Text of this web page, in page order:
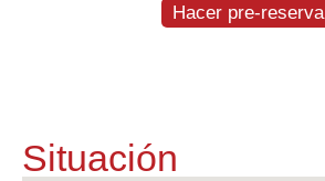
Hacer pre-reserva
Situación